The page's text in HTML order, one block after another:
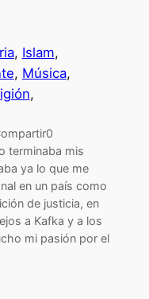
, Islam
, Música
terminaba mis
ya lo que me
en un país como
de justicia, en
a Kafka y a los
mi pasión por el